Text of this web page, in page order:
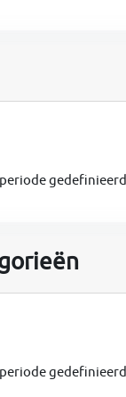
gedefinieerd
gedefinieerd